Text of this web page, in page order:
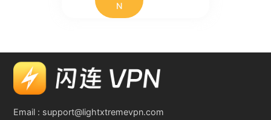
N
Email : support@lightxtremevpn.com